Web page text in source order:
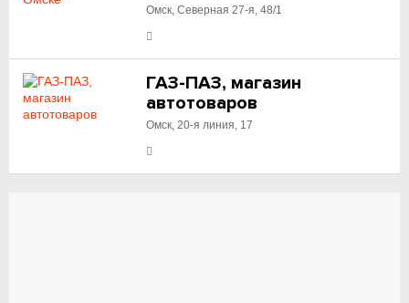
Омск, Северная 27-я, 48/1
ГАЗ-ПАЗ, магазин
автотоваров
Омск, 20-я линия, 17